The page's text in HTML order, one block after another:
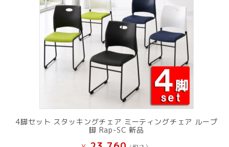
4脚セット スタッキングチェア ミーティングチェア ループ
脚 Rap-SC 新品